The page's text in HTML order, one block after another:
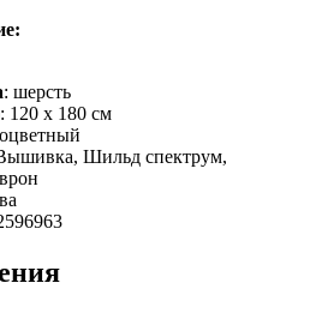
: шерсть
: 120 х 180 см
Шильд спектрум,